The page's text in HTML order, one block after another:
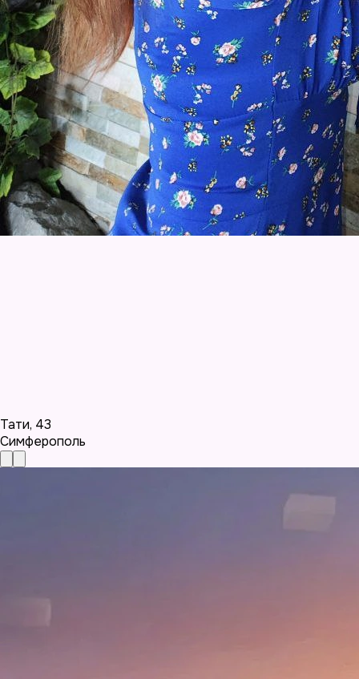
Тати, 43
Симферополь